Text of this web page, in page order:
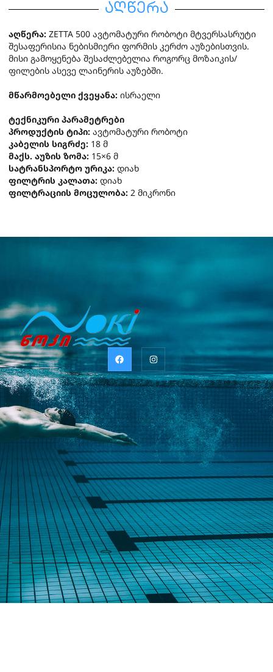
აღწერა
აღწერა: ZETTA 500 ავტომატური რობოტი მტვერსასრუტი
შესაფერისია ნებისმიერი ფორმის კერძო აუზებისთვის.
მისი გამოყენება შესაძლებელია როგორც მოზაიკის/
ფილების ასევე ლაინერის აუზებში.
მწარმოებელი ქვეყანა: ისრაელი
ტექნიკური პარამეტრები
პროდუქტის ტიპი: ავტომატური რობოტი
კაბელის სიგრძე: 18 მ
მაქს. აუზის ზომა: 15×6 მ
სატრანსპორტო ურიკა: დიახ
ფილტრის კალათა: დიახ
ფილტრაციის მოცულობა: 2 მიკრონი